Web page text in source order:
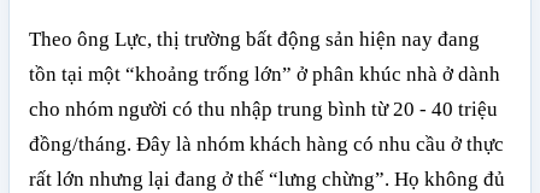
Theo ông Lực, thị trường bất động sản hiện nay đang
tồn tại một “khoảng trống lớn” ở phân khúc nhà ở dành
cho nhóm người có thu nhập trung bình từ 20 - 40 triệu
đồng/tháng. Đây là nhóm khách hàng có nhu cầu ở thực
rất lớn nhưng lại đang ở thế “lưng chừng”. Họ không đủ